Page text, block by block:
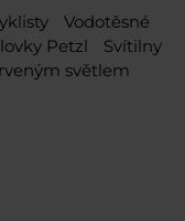
Vodotěsné
Petzl
Svítilny
světlem